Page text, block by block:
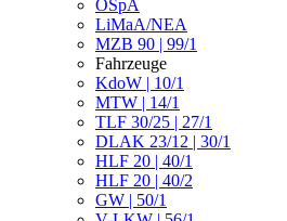
ÖSpA
LiMaA/NEA
MZB 90 | 99/1
Fahrzeuge
KdoW | 10/1
MTW | 14/1
TLF 30/25 | 27/1
DLAK 23/12 | 30/1
HLF 20 | 40/1
HLF 20 | 40/2
GW | 50/1